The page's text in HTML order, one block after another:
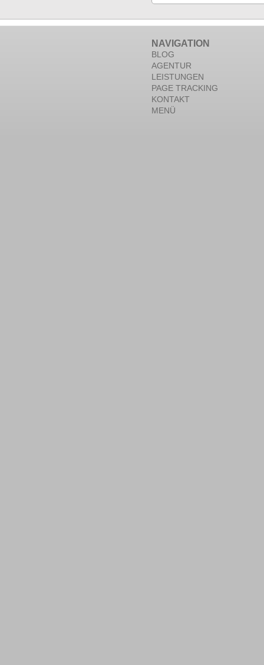
NAVIGATION
BLOG
AGENTUR
LEISTUNGEN
PAGE TRACKING
KONTAKT
MENÜ